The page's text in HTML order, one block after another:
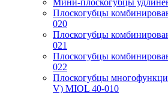
Плоскогубцы
020
Плоскогубцы
021
Плоскогубцы
022
Плоскогубцы
V) MIOL 40-010